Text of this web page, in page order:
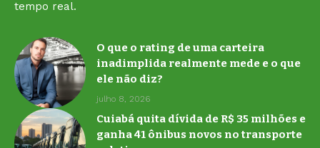
tempo real.
O que o rating de uma carteira
inadimplida realmente mede e o que
ele não diz?
julho 8, 2026
Cuiabá quita dívida de R$ 35 milhões e
ganha 41 ônibus novos no transporte